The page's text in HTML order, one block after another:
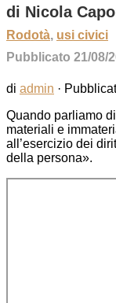
di Nicola
Rodotà, usi civici
Pubblicato 21/08/
di admin ·
Quando parliamo
materiali e
all’esercizio dei
della persona».